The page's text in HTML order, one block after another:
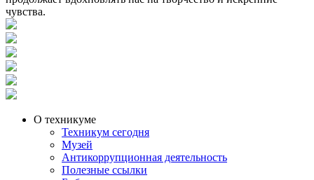
чувства.
О техникуме
Техникум сегодня
Музей
Антикоррупционная деятельность
Полезные ссылки